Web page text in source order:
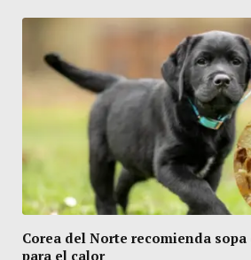
Corea del Norte recomienda sopa
para el calor